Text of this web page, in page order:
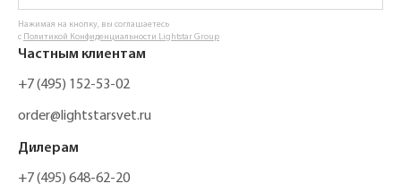
Нажимая на кнопку, вы соглашаетесь
с Политикой Конфиденциальности Lightstar Group
Частным клиентам
+7 (495) 152-53-02
order@lightstarsvet.ru
Дилерам
+7 (495) 648-62-20